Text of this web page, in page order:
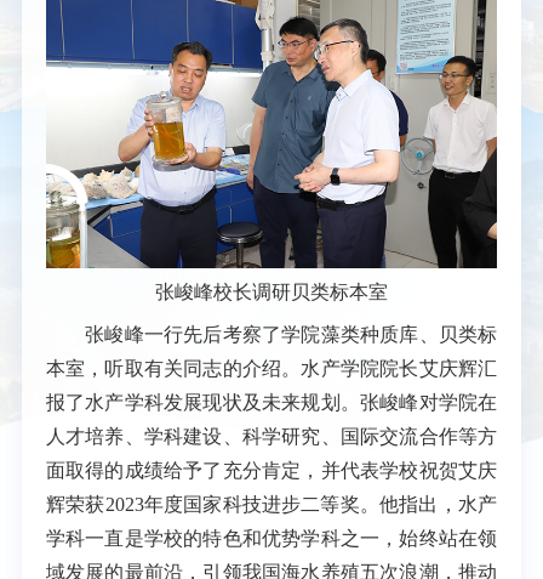
张峻峰校长调研贝类标本室
张峻峰一行先后考察了学院藻类种质库、贝类标
本室，听取有关同志的介绍。水产学院院长艾庆辉汇
报了水产学科发展现状及未来规划。张峻峰对学院在
人才培养、学科建设、科学研究、国际交流合作等方
面取得的成绩给予了充分肯定，并代表学校祝贺艾庆
辉荣获2023年度国家科技进步二等奖。他指出，水产
学科一直是学校的特色和优势学科之一，始终站在领
域发展的最前沿，引领我国海水养殖五次浪潮，推动